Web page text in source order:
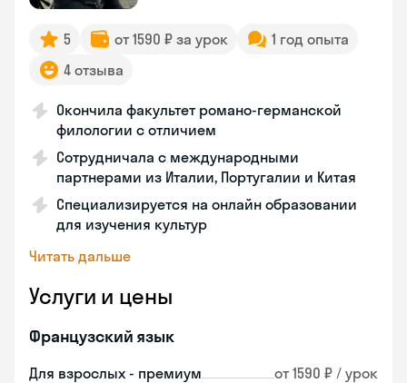
5 от 1590 ₽ за урок
1 год опыта
4 отзыва
Окончила факультет романо-германской
филологии с отличием
Сотрудничала с международными
партнерами из Италии, Португалии и Китая
Специализируется на онлайн образовании
для изучения культур
Читать дальше
Услуги и цены
Французский язык
Для взрослых - премиум от 1590 ₽ / урок